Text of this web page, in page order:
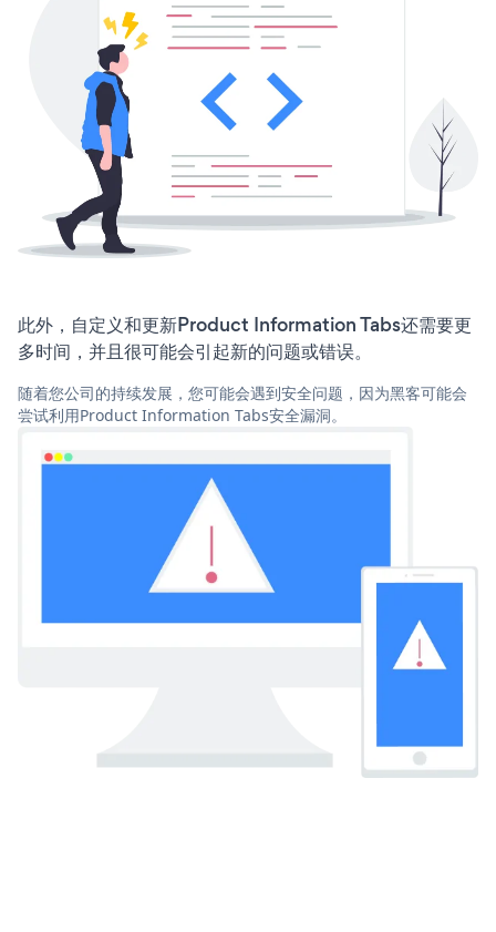
此外，自定义和更新Product Information Tabs还需要更
多时间，并且很可能会引起新的问题或错误。
随着您公司的持续发展，您可能会遇到安全问题，因为黑客可能会
尝试利用Product Information Tabs安全漏洞。